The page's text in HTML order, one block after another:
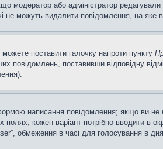
модератор або адміністратор
не можуть видалити повідомлення, на яке
поставити галочку напроти пункту
повідомлень, поставивши відповідну
написання повідомлення; якщо ви не
кожен варіант потрібно вводити в
обмеження в часі для голосування в